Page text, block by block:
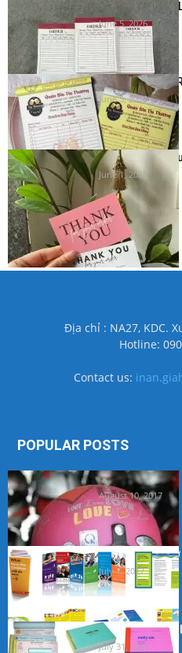
In Hóa Đơn Vật
June 5, 2026
In Hóa Đơn Giá
June 5, 2026
In thẻ cảm ơn
June 1, 2026
Địa chỉ : NA27, KDC.
Hotline:
Contact us:
POPULAR POSTS
Những điều cần
August 10, 2017
Kích thước in
July 7, 2017
In Hóa Đơn Bán
July 31, 2017